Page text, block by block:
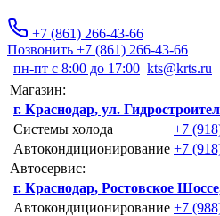
+7 (861) 266-43-66
Позвонить +7 (861) 266-43-66
пн-пт с 8:00 до 17:00 kts@krts.ru
Магазин:
г. Краснодар, ул.
Системы холода
+7
Автокондиционирование +7
Автосервис:
г. Краснодар, Ростовское
Автокондиционирование +7